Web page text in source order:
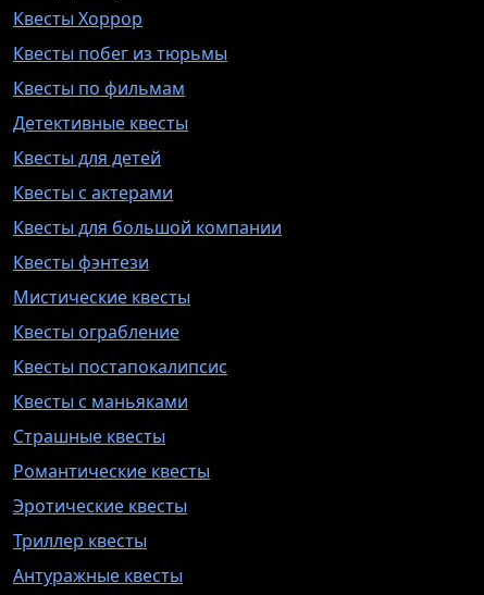
Квесты Хоррор
Квесты побег из тюрьмы
Квесты по фильмам
Детективные квесты
Квесты для детей
Квесты с актерами
Квесты для большой компании
Квесты фэнтези
Мистические квесты
Квесты ограбление
Квесты постапокалипсис
Квесты с маньяками
Страшные квесты
Романтические квесты
Эротические квесты
Триллер квесты
Антуражные квесты